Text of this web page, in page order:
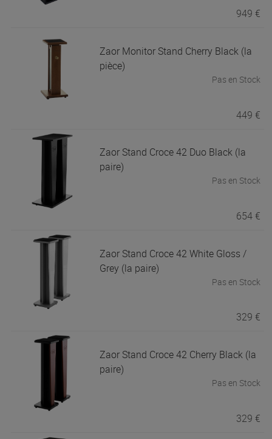
949 €
Zaor Monitor Stand Cherry Black (la
pièce)
Pas en Stock
449 €
ZaorStand Croce 42 Duo Black (la
paire)
Pas en Stock
654 €
ZaorStand Croce 42 White Gloss /
Grey (la paire)
Pas en Stock
329 €
ZaorStand Croce 42 Cherry Black (la
paire)
Pas en Stock
329 €